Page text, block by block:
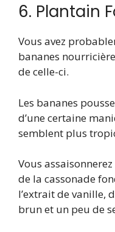
6. Plantain
Vous avez
bananes
de celle-ci.
Les bananes
d’une certaine
semblent plus
Vous
de la cassonade
l’extrait de vanille,
brun et un peu de